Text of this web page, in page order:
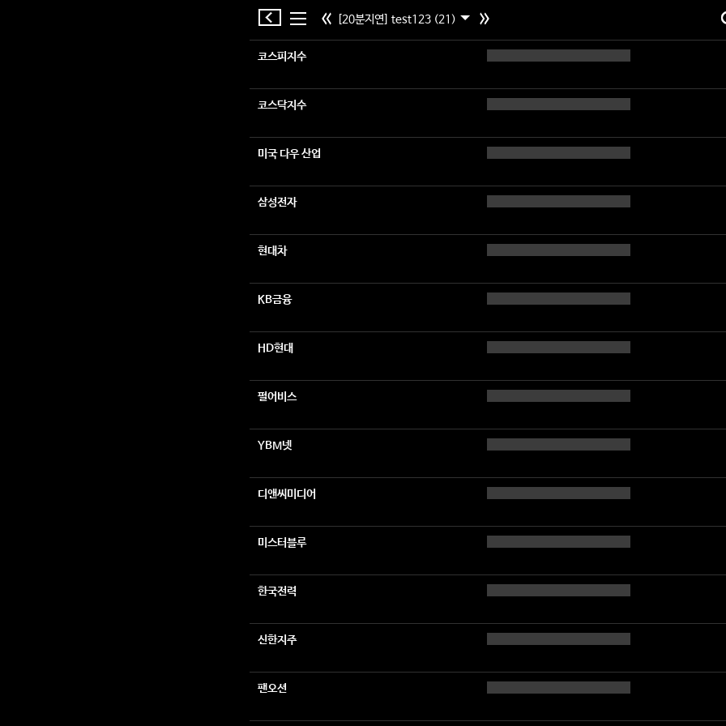
[20분지연] test123 (21)
코스피지수
코스닥지수
미국 다우 산업
삼성전자
현대차
KB금융
HD현대
펄어비스
YBM넷
디앤씨미디어
미스터블루
한국전력
신한지주
팬오션